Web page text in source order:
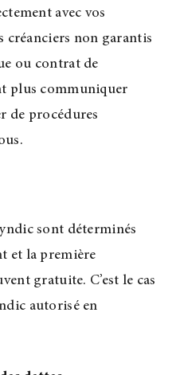
avec vos
créanciers non garantis
ou contrat de
plus communiquer
de procédures
sont déterminés
et la première
gratuite. C’est le cas
autorisé en